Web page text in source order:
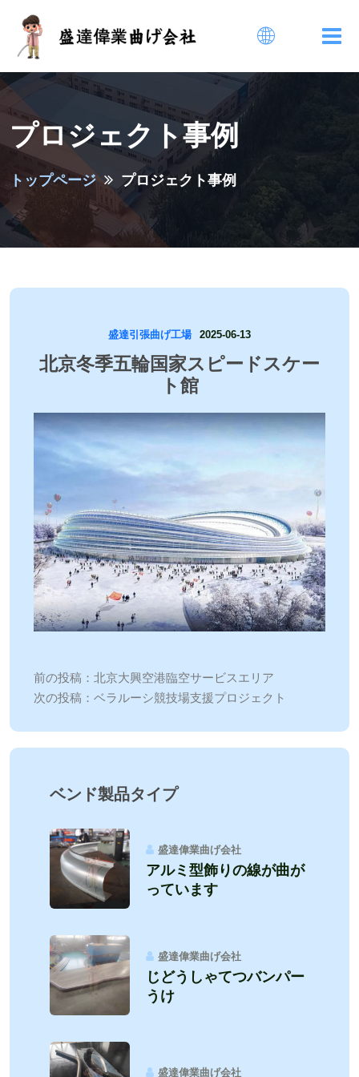
プロジェクト事例
トップページ プロジェクト事例
盛達引張曲げ工場 2025-06-13
北京冬季五輪国家スピードスケー
ト館
前の投稿： 北京大興空港臨空サービスエリア
次の投稿： ベラルーシ競技場支援プロジェクト
ベンド製品タイプ
盛達偉業曲げ会社
アルミ型飾りの線が曲が
っています
盛達偉業曲げ会社
じどうしゃてつバンパー
うけ
盛達偉業曲げ会社